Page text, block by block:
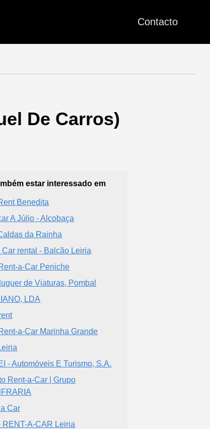
Contacto
De Carros)
estar interessado em
Benedita
A Júlio - Alcobaça
da Rainha
Car rental - Balcão Leiria
a-Car Peniche
de Viaturas, Pombal
LDA
a-Car Marinha Grande
- Automóveis E Turismo, S.A.
Rent-a-Car | Grupo
Car
RENT-A-CAR Leiria